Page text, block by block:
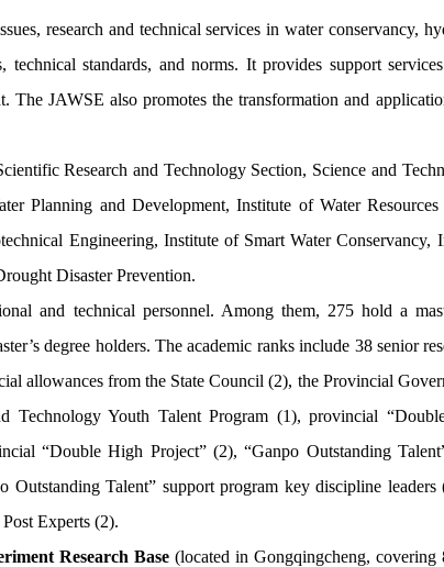
research and technical services in water conservancy,
technical standards, and norms. It provides support
JAWSE also promotes the transformation and
Research and Technology Section, Science and
Planning and Development, Institute of Water
Engineering, Institute of Smart Water Conservancy,
Disaster Prevention.
and technical personnel. Among them, 275 hold a
degree holders. The academic ranks include 38 senior
allowances from the State Council (2), the Provincial
Youth Talent Program (1), provincial
“Double High Project” (2), “Ganpo Outstanding
Talent” support program key discipline
Experts (2).
Research Base (located in Gongqingcheng, covering